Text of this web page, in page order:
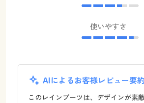
使いやすさ
AIによるお客様レビュー要約
このレインブーツは、デザインが素